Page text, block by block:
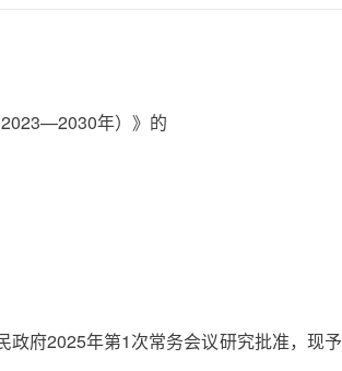
年）》的
府2025年第1次常务会议研究批准，现予